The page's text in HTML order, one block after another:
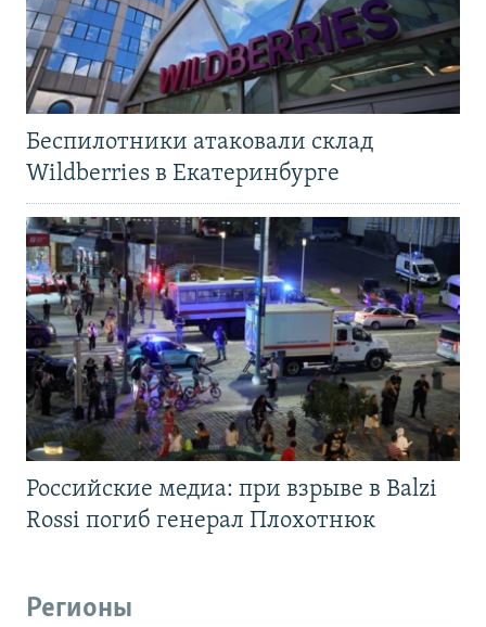
Беспилотники атаковали склад
Wildberries в Екатеринбурге
Российские медиа: при взрыве в Balzi
Rossi погиб генерал Плохотнюк
Регионы